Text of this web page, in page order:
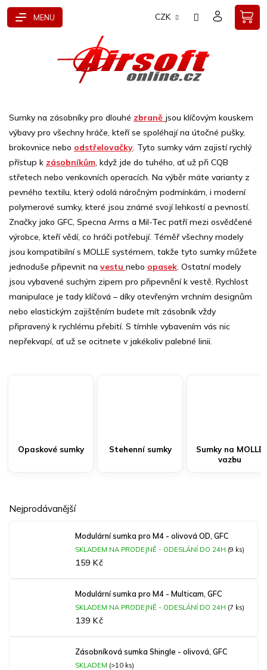
Přejít
CZK
Sumky na zásobníky pro dlouhé zbraně jsou klíčovým kouskem
výbavy pro všechny hráče, kteří se spoléhají na útočné pušky,
brokovnice nebo odstřelovačky. Tyto sumky vám zajistí rychlý
přístup k zásobníkům, když jde do tuhého, ať už při CQB
střetech nebo venkovních operacích. Na výběr máte varianty z
pevného textilu, který odolá náročným podmínkám, i moderní
polymerové sumky, které jsou známé svojí lehkostí a pevností.
Značky jako GFC, Specna Arms a Mil-Tec patří mezi osvědčené
výrobce, kteří vědí, co hráči potřebují. Téměř všechny modely
jsou kompatibilní s MOLLE systémem, takže tyto sumky můžete
jednoduše připevnit na vestu nebo opasek. Ostatní modely
jsou vybavené suchým zipem pro připevnění k vestě. Rychlost
manipulace je tady klíčová – díky otevřeným vrchním designům
nebo elastickým zajištěním budete mít zásobník vždy
připravený k rychlému přebití. S tímhle vybavením vás nic
nepřekvapí, ať už se ocitnete v jakékoliv palebné linii.
Opaskové sumky Stehenní sumky
Sumky na MOLLE
vazbu
Nejprodávanější
Modulární sumka pro M4 - olivová OD, GFC
SKLADEM NA PRODEJNĚ - ODESLÁNÍ DO 24H (9 ks)
159 Kč
Modulární sumka pro M4 - Multicam, GFC
SKLADEM NA PRODEJNĚ - ODESLÁNÍ DO 24H (7 ks)
139 Kč
Zásobníková sumka Shingle - olivová, GFC
SKLADEM (>10 ks)